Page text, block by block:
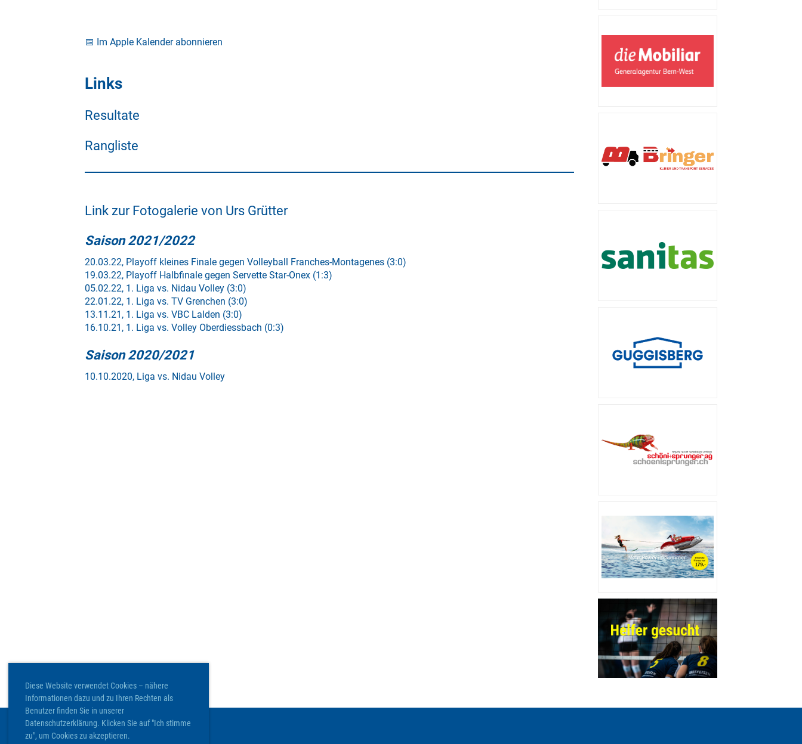
Diese Website verwendet Cookies – nähere
Informationen dazu und zu Ihren Rechten als
Benutzer finden Sie in unserer
Datenschutzerklärung. Klicken Sie auf "Ich stimme
zu", um Cookies zu akzeptieren.
📅 Im Apple Kalender abonnieren
Links
Resultate
Rangliste
Link zur Fotogalerie von Urs Grütter
Saison 2021/2022
20.03.22, Playoff kleines Finale gegen Volleyball Franches-Montagenes (3:0)
19.03.22, Playoff Halbfinale gegen Servette Star-Onex (1:3)
05.02.22, 1. Liga vs. Nidau Volley (3:0)
22.01.22, 1. Liga vs. TV Grenchen (3:0)
13.11.21, 1. Liga vs. VBC Lalden (3:0)
16.10.21, 1. Liga vs. Volley Oberdiessbach (0:3)
Saison 2020/2021
10.10.2020, Liga vs. Nidau Volley